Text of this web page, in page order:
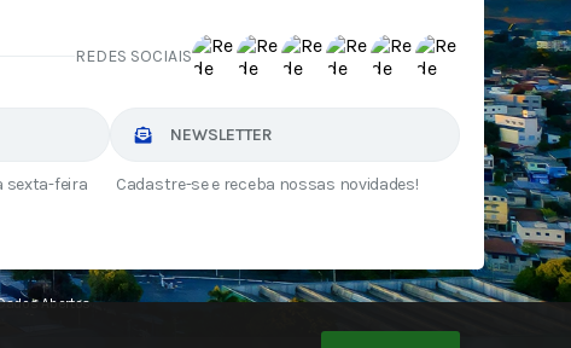
REDES SOCIAIS
sexta-feira
NEWSLETTER
Cadastre-se e receba nossas novidades!
Abertos